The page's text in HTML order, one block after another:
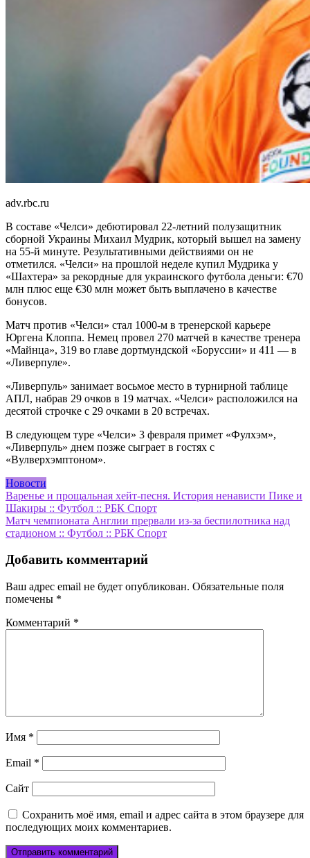
adv.rbc.ru
В составе «Челси» дебютировал 22-летний полузащитник
сборной Украины Михаил Мудрик, который вышел на замену
на 55-й минуте. Результативными действиями он не
отметился. «Челси» на прошлой неделе купил Мудрика у
«Шахтера» за рекордные для украинского футбола деньги: €70
млн плюс еще €30 млн может быть выплачено в качестве
бонусов.
Матч против «Челси» стал 1000-м в тренерской карьере
Юргена Клоппа. Немец провел 270 матчей в качестве тренера
«Майнца», 319 во главе дортмундской «Боруссии» и 411 — в
«Ливерпуле».
«Ливерпуль» занимает восьмое место в турнирной таблице
АПЛ, набрав 29 очков в 19 матчах. «Челси» расположился на
десятой строчке с 29 очками в 20 встречах.
В следующем туре «Челси» 3 февраля примет «Фулхэм»,
«Ливерпуль» днем позже сыграет в гостях с
«Вулверхэмптоном».
Новости
Навигация
по
записям
Варенье и прощальная хейт-песня. История ненависти Пике и
Шакиры :: Футбол :: РБК Спорт
Матч чемпионата Англии прервали из-за беспилотника над
стадионом :: Футбол :: РБК Спорт
Добавить комментарий
Ваш адрес email не будет опубликован. Обязательные поля
помечены *
Комментарий *
Имя *
Email *
Сайт
Сохранить моё имя, email и адрес сайта в этом браузере для
последующих моих комментариев.